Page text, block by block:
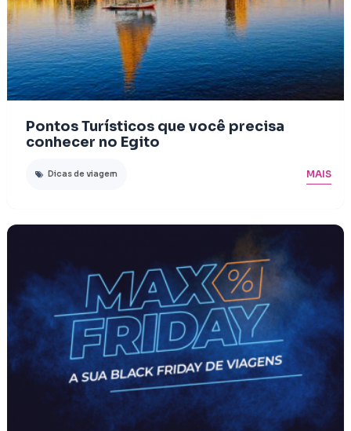
Pontos Turísticos que você precisa
conhecer no Egito
Dicas de viagem MAIS